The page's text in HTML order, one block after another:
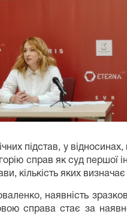
підстав, у
справ як суд першої
кількість яких
наявність
справа стає за